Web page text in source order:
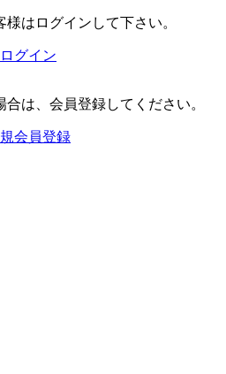
はログインして下さい。
ログイン
は、会員登録してください。
会員登録